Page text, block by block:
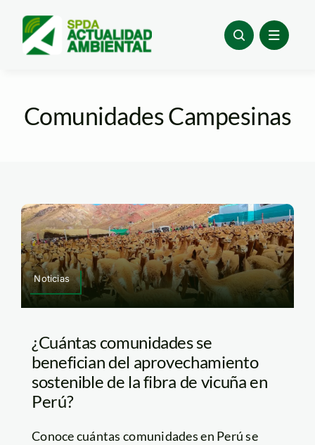
content
Comunidades Campesinas
Noticias
¿Cuántas comunidades se
benefician del aprovechamiento
sostenible de la fibra de vicuña en
Perú?
Conoce cuántas comunidades en Perú se